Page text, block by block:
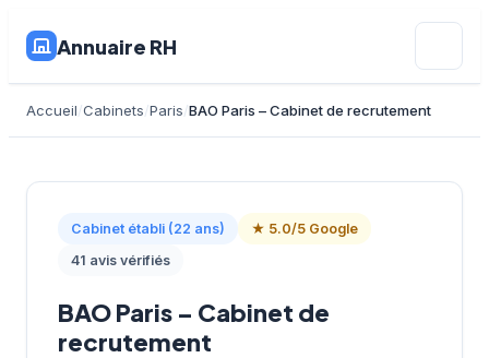
Annuaire RH
Accueil Cabinets Paris BAO Paris – Cabinet de recrutement
Cabinet établi (22 ans)
★ 5.0/5 Google
41 avis vérifiés
BAO Paris – Cabinet de
recrutement